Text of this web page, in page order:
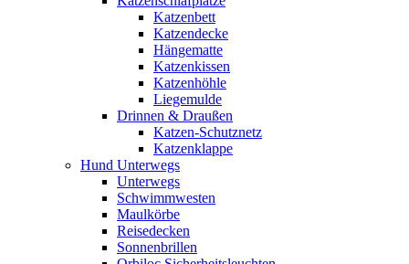
Katzenbett
Katzendecke
Hängematte
Katzenkissen
Katzenhöhle
Liegemulde
Drinnen & Draußen
Katzen-Schutznetz
Katzenklappe
Hund Unterwegs
Unterwegs
Schwimmwesten
Maulkörbe
Reisedecken
Sonnenbrillen